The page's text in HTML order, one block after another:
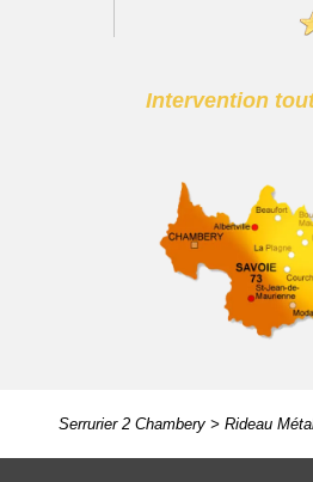
Intervention
Serrurier 2 Chambery> Rideau